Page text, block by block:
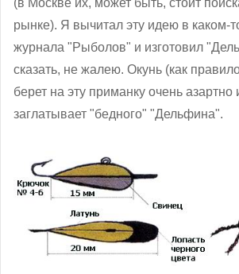
рынке). Я вычитал эту идею в каком-
журнала "Рыболов" и изготовил
сказать, не жалею. Окунь (как
берет на эту приманку очень азартно
заглатывает "бедного" "Дельфина".